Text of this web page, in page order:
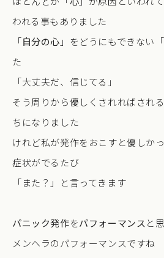
われる事もありました
「自分の心 」をどうにもできない「
た
「大丈夫だ、信じてる」
そう周りから優しくされればされ
ちになりました
けれど私が発作をおこすと優しか
症状がでるたび
「また？」と言ってきます
パニック発作をパフォーマンス と
メンヘラのパフォーマンスですね